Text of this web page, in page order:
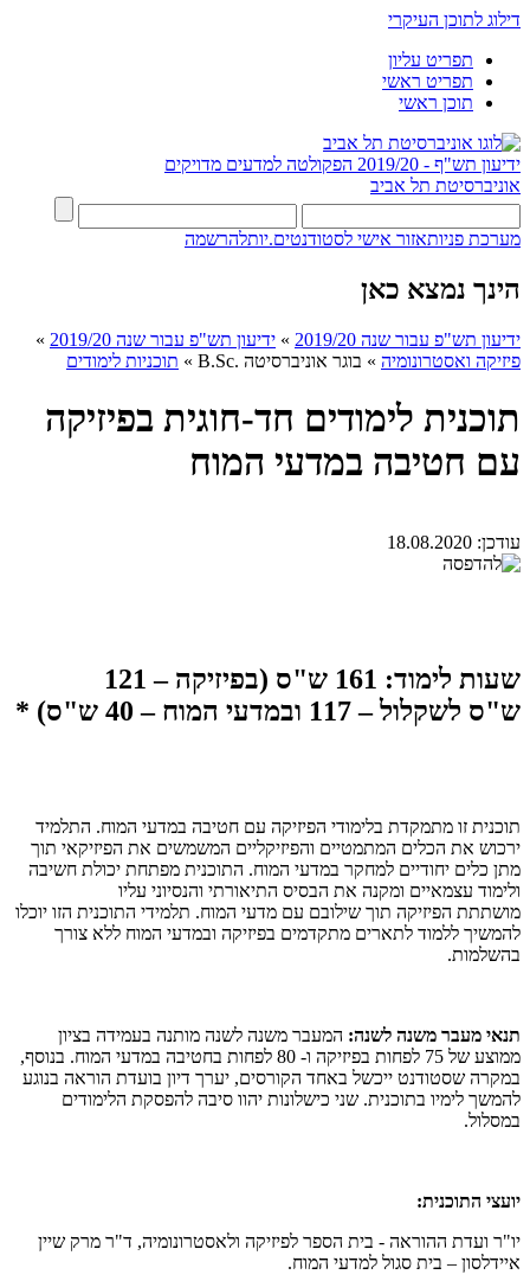
דילוג לתוכן העיקרי
תפריט עליון
תפריט ראשי
תוכן ראשי
ידיעון תש"ף - 2019/20
הפקולטה למדעים מדויקים
אוניברסיטת תל אביב
מערכת פניותאזור אישי לסטודנטים.יותלהרשמה
הינך נמצא כאן
ידיעון תש"פ עבור שנה 2019/20 » ידיעון תש"פ עבור שנה 2019/20
»
פיזיקה ואסטרונומיה » בוגר אוניברסיטה .B.Sc » תוכניות לימודים
תוכנית לימודים חד-חוגית בפיזיקה
עם חטיבה במדעי המוח
עודכן: 18.08.2020
שעות לימוד: 161 ש"ס (בפיזיקה – 121
ש"ס לשקלול – 117 ובמדעי המוח – 40 ש"ס) *
תוכנית זו מתמקדת בלימודי הפיזיקה עם חטיבה במדעי המוח. התלמיד
ירכוש את הכלים המתמטיים והפיזיקליים המשמשים את הפיזיקאי תוך
מתן כלים יחודיים למחקר במדעי המוח. התוכנית מפתחת יכולת חשיבה
ולימוד עצמאיים ומקנה את הבסיס התיאורתי והנסיוני עליו
מושתתת הפיזיקה תוך שילובם עם מדעי המוח. תלמידי התוכנית הזו יוכלו
להמשיך ללמוד לתארים מתקדמים בפיזיקה ובמדעי המוח ללא צורך
בהשלמות.
תנאי מעבר משנה לשנה: המעבר משנה לשנה מותנה בעמידה בציון
ממוצע של 75 לפחות בפיזיקה ו- 80 לפחות בחטיבה במדעי המוח. בנוסף,
במקרה שסטודנט ייכשל באחד הקורסים, יערך דיון בועדת הוראה בנוגע
להמשך לימיו בתוכנית. שני כישלונות יהוו סיבה להפסקת הלימודים
במסלול.
יועצי התוכנית:
יו"ר ועדת ההוראה - בית הספר לפיזיקה ולאסטרונומיה, ד"ר מרק שיין
איידלסון – בית סגול למדעי המוח.